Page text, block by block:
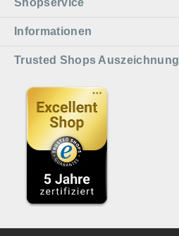
Shopservice
Informationen
Trusted Shops Auszeichnung